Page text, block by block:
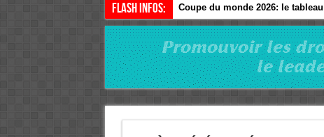
Flash Infos: Coupe du monde 2026: le
Esclavage: à Accra, l’Afrique et